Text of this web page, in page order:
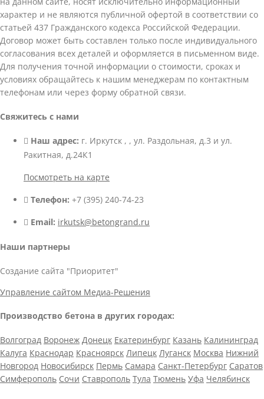
характер и не являются публичной офертой в соответствии со
статьей 437 Гражданского кодекса Российской Федерации.
Договор может быть составлен только после индивидуального
согласования всех деталей и оформляется в письменном виде.
Для получения точной информации о стоимости, сроках и
условиях обращайтесь к нашим менеджерам по контактным
телефонам или через форму обратной связи.
Свяжитесь с нами
Наш адрес: г. Иркутск , , ул. Раздольная, д.3 и ул.
Ракитная, д.24К1
Посмотреть на карте
Телефон: +7 (395) 240-74-23
Email: irkutsk@betongrand.ru
Наши партнеры
Создание сайта "Приоритет"
Управление сайтом Медиа-Решения
Производство бетона в других городах:
Волгоград Воронеж Донецк Екатеринбург Казань Калининград
Калуга Краснодар Красноярск Липецк Луганск Москва Нижний
Новгород Новосибирск Пермь Самара Санкт-Петербург Саратов
Симферополь Сочи Ставрополь Тула Тюмень Уфа Челябинск